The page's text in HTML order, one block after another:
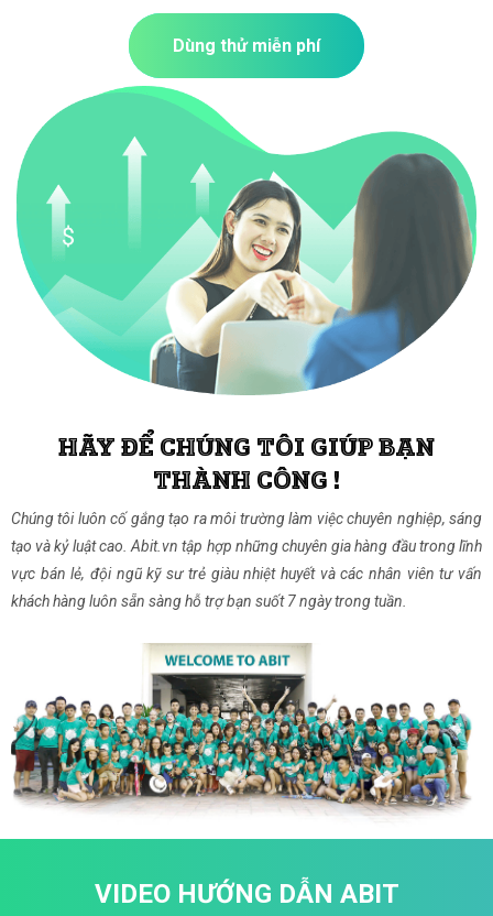
Dùng thử miễn phí
HÃY ĐỂ CHÚNG TÔI GIÚP BẠN
THÀNH CÔNG !
Chúng tôi luôn cố gắng tạo ra môi trường làm việc chuyên nghiệp, sáng
tạo và kỷ luật cao. Abit.vn tập hợp những chuyên gia hàng đầu trong lĩnh
vực bán lẻ, đội ngũ kỹ sư trẻ giàu nhiệt huyết và các nhân viên tư vấn
khách hàng luôn sẵn sàng hỗ trợ bạn suốt 7 ngày trong tuần.
VIDEO HƯỚNG DẪN ABIT